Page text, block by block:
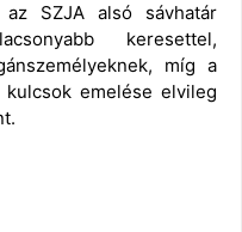
SZJA alsó sávhatár
keresettel,
míg a
emelése elvileg